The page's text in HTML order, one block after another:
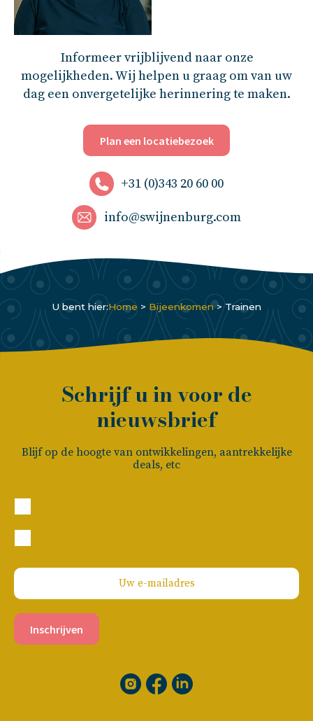
Informeer vrijblijvend naar onze
mogelijkheden. Wij helpen u graag om van uw
dag een onvergetelijke herinnering te maken.
Plan een locatiebezoek
+31 (0)343 20 60 00
info@swijnenburg.com
U bent hier:Home > Bijeenkomen > Trainen
Schrijf u in voor de
nieuwsbrief
Blijf op de hoogte van ontwikkelingen, aantrekkelijke
deals, etc
Inschrijven